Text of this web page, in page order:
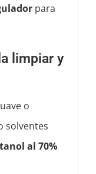
para
limpiar y
o
solventes
al 70%